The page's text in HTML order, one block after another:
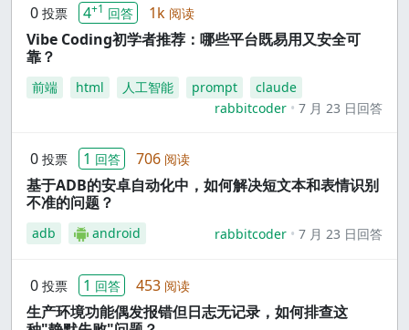
0 投票 4+1 回答 1k 阅读
Vibe Coding初学者推荐：哪些平台既易用又安全可
靠？
前端 html 人工智能 prompt
claude
rabbitcoder
7 月 23 日回答
0 投票 1 回答 706 阅读
基于ADB的安卓自动化中，如何解决短文本和表情识别
不准的问题？
adb android rabbitcoder 7 月 23 日回答
0 投票 1 回答 453 阅读
生产环境功能偶发报错但日志无记录，如何排查这